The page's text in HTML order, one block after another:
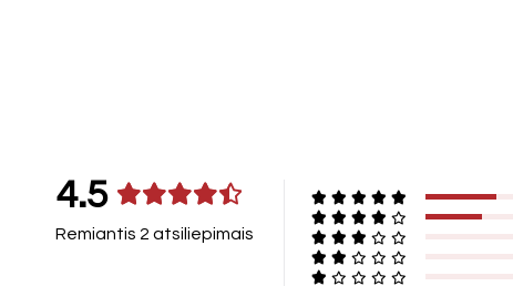
4.5
Remiantis 2 atsiliepimais